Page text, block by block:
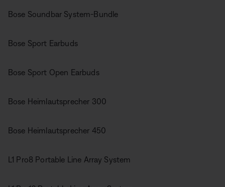
Bose Soundbar System-Bundle
Bose Sport Earbuds
Bose Sport Open Earbuds
Bose Heimlautsprecher 300
Bose Heimlautsprecher 450
L1 Pro8 Portable Line Array System